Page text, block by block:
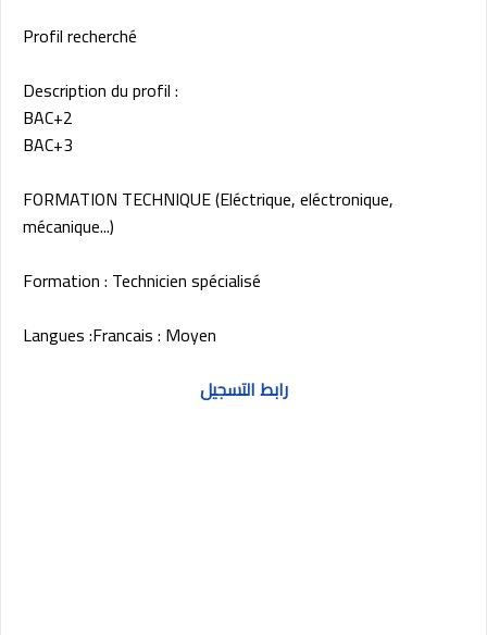
Profil recherché
Description du profil :
BAC+2
BAC+3
FORMATION TECHNIQUE (Eléctrique, eléctronique,
mécanique...)
Formation : Technicien spécialisé
Langues :Francais : Moyen
رابط التسجيل